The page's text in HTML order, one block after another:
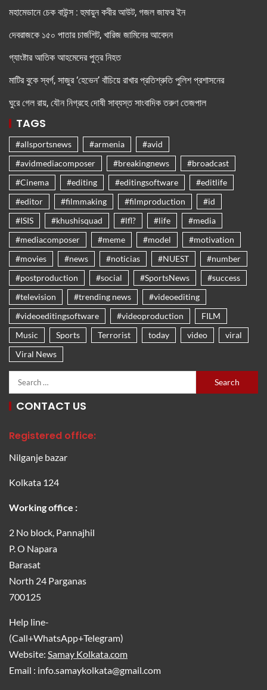
মহামেডানে চেক বাউন্স : হুমায়ুন কবীর আউট, গজল জাফর ইন
দেবরাজকে ১৫০ পাতার চার্জশিট, খারিজ জামিনের আবেদন
গ্যাংষ্টার আতিক আহমেদের পুত্র নিহত
মাটির বুকে স্বর্গ, সাজুর ‘হেভেন’ বাঁচিয়ে রাখার প্রতিশ্রুতি পুলিশ প্রশাসনের
ঘুরে গেল রায়, যৌন নিগ্রহে দোষী সাব্যস্ত সাংবাদিক তরুণ তেজপাল
TAGS
#allsportsnews #armenia
#avid
#avidmediacomposer
#breakingnews
#broadcast
#Cinema
#editing #editingsoftware
#editlife
#editor
#filmmaking #filmproduction
#id
#ISIS
#khushisquad #lfl? #life
#media
#mediacomposer
#meme #model
#motivation
#movies
#news #noticias #NUEST
#number
#postproduction
#social #SportsNews
#success
#television
#trending news
#videoediting
#videoeditingsoftware
#videoproduction
FILM
Music
Sports Terrorist today video
viral
Viral News
CONTACT US
Registered office:
Nilganje bazar
Kolkata 124
Working office :
2 No block, Pannajhil
P. O Napara
Barasat
North 24 Parganas
700125
Help line-
(Call+WhatsApp+Telegram)
Website: Samay Kolkata.com
Email : info.samaykolkata@gmail.com